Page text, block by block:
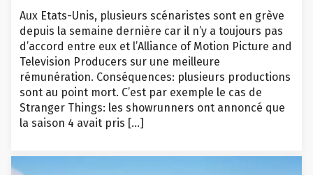
Aux Etats-Unis, plusieurs scénaristes sont en grève
depuis la semaine dernière car il n’y a toujours pas
d’accord entre eux et l’Alliance of Motion Picture and
Television Producers sur une meilleure
rémunération. Conséquences: plusieurs productions
sont au point mort. C’est par exemple le cas de
Stranger Things: les showrunners ont annoncé que
la saison 4 avait pris […]